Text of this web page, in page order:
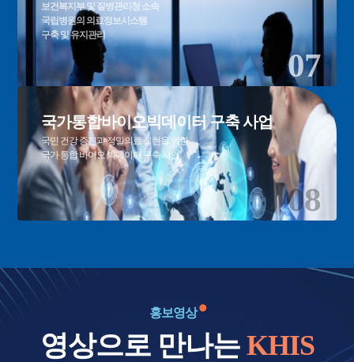
보건복지부 및 질병관리청 소속
국립병원의 의료정보시스템
구축 및 유지관리
07
국가통합바이오빅데이터 구축 사업
국민 건강 증진과 정밀의료 실현을 위한
국가 통합 바이오 빅데이터 구축 사업
08
홍보영상
영상으로 만나는 KHIS